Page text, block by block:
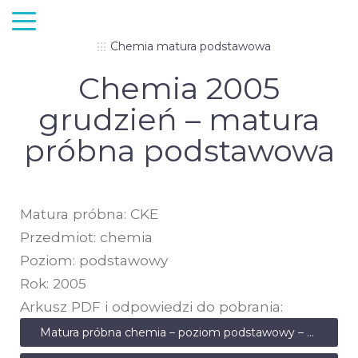
Chemia matura podstawowa
Chemia 2005
grudzień – matura
próbna podstawowa
Matura próbna: CKE
Przedmiot: chemia
Poziom: podstawowy
Rok: 2005
Arkusz PDF i odpowiedzi do pobrania:
Matura próbna chemia – poziom podstawowy – grudzień 2005